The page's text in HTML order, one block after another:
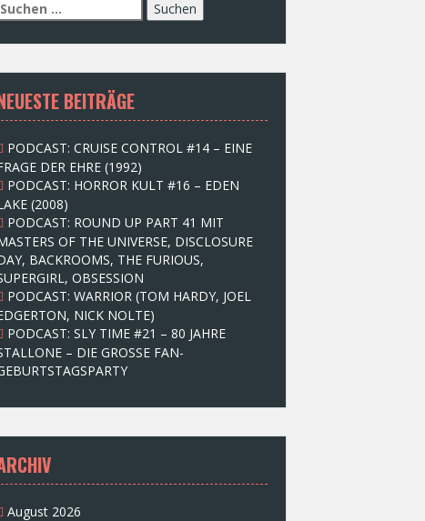
S
BEITRÄGE
PODCAST: CRUISE CONTROL #14 – EINE
DER EHRE (1992)
PODCAST: HORROR KULT #16 – EDEN
(2008)
PODCAST: ROUND UP PART 41 MIT
OF THE UNIVERSE, DISCLOSURE
BACKROOMS, THE FURIOUS,
OBSESSION
PODCAST: WARRIOR (TOM HARDY, JOEL
NICK NOLTE)
PODCAST: SLY TIME #21 – 80 JAHRE
– DIE GROSSE FAN-
August 2026